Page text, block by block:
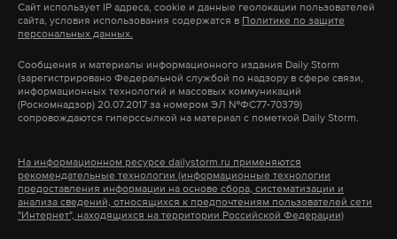
Скриншот: avito.ru
Неужто он? — тот самый пейджер Motorola,
который был у Мишки из 8-го«Б»!
Вибрирует, пищит, мигает, светится, впечатляет.
Можно использовать как часы с будильником.
Или еще кое-где и кое-как, но это для знатоков».
Макс Telegram
Дзен VK
Сайт использует IP адреса, cookie и данные геолокации пользователей
сайта, условия использования содержатся в Политике по защите
персональных данных.
Сообщения и материалы информационного издания Daily Storm
(зарегистрировано Федеральной службой по надзору в сфере связи,
информационных технологий и массовых коммуникаций
(Роскомнадзор) 20.07.2017 за номером ЭЛ №ФС77-70379)
сопровождаются гиперссылкой на материал с пометкой Daily Storm.
На информационном ресурсе dailystorm.ru применяются
рекомендательные технологии (информационные технологии
предоставления информации на основе сбора, систематизации и
анализа сведений, относящихся к предпочтениям пользователей сети
"Интернет", находящихся на территории Российской Федерации)